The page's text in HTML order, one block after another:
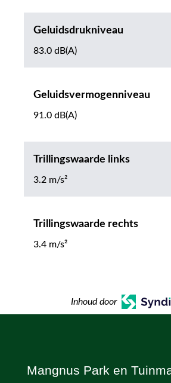
Geluidsdrukniveau
83.0 dB(A)
Geluidsvermogenniveau
91.0 dB(A)
Trillingswaarde links
3.2 m/s²
Trillingswaarde rechts
3.4 m/s²
Inhoud door
Mangnus Park en